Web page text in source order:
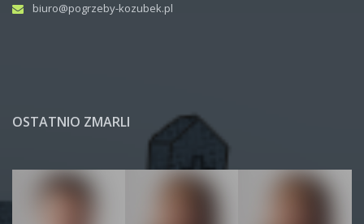
biuro@pogrzeby-kozubek.pl
OSTATNIO ZMARLI